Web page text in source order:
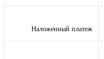
Наложенный платеж